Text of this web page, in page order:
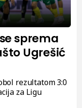
sprema
Ugrešić
rezultatom 3:0
za Ligu